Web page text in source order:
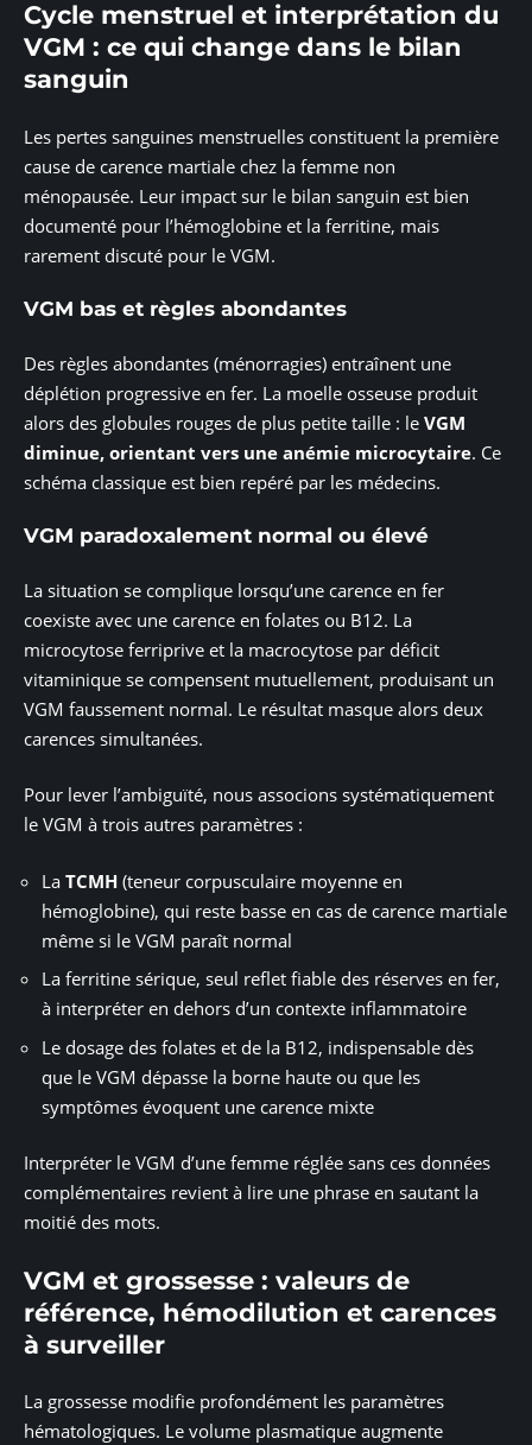
Cycle menstruel et interprétation du
VGM : ce qui change dans le bilan
sanguin
Les pertes sanguines menstruelles constituent la première
cause de carence martiale chez la femme non
ménopausée. Leur impact sur le bilan sanguin est bien
documenté pour l’hémoglobine et la ferritine, mais
rarement discuté pour le VGM.
VGM bas et règles abondantes
Des règles abondantes (ménorragies) entraînent une
déplétion progressive en fer. La moelle osseuse produit
alors des globules rouges de plus petite taille : le VGM
diminue, orientant vers une anémie microcytaire. Ce
schéma classique est bien repéré par les médecins.
VGM paradoxalement normal ou élevé
La situation se complique lorsqu’une carence en fer
coexiste avec une carence en folates ou B12. La
microcytose ferriprive et la macrocytose par déficit
vitaminique se compensent mutuellement, produisant un
VGM faussement normal. Le résultat masque alors deux
carences simultanées.
Pour lever l’ambiguïté, nous associons systématiquement
le VGM à trois autres paramètres :
La TCMH (teneur corpusculaire moyenne en
hémoglobine), qui reste basse en cas de carence martiale
même si le VGM paraît normal
La ferritine sérique, seul reflet fiable des réserves en fer,
à interpréter en dehors d’un contexte inflammatoire
Le dosage des folates et de la B12, indispensable dès
que le VGM dépasse la borne haute ou que les
symptômes évoquent une carence mixte
Interpréter le VGM d’une femme réglée sans ces données
complémentaires revient à lire une phrase en sautant la
moitié des mots.
VGM et grossesse : valeurs de
référence, hémodilution et carences
à surveiller
La grossesse modifie profondément les paramètres
hématologiques. Le volume plasmatique augmente